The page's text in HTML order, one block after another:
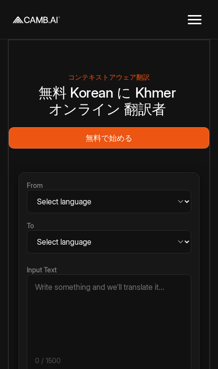
コンテキストアウェア翻訳
無料 Korean に Khmer
オンライン 翻訳者
無料で始める
From
To
Input Text
0 / 1500